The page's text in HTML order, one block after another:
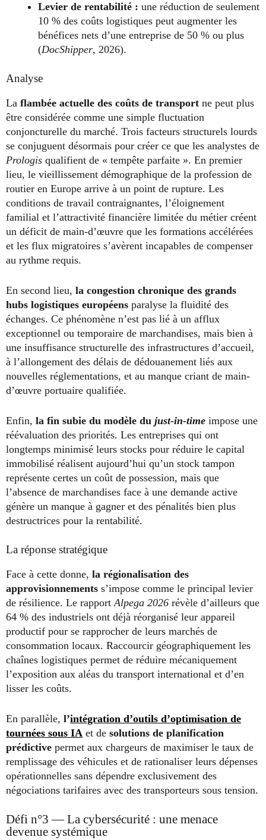
Levier de rentabilité : une réduction de seulement
10 % des coûts logistiques peut augmenter les
bénéfices nets d’une entreprise de 50 % ou plus
(DocShipper, 2026).
Analyse
La flambée actuelle des coûts de transport ne peut plus
être considérée comme une simple fluctuation
conjoncturelle du marché. Trois facteurs structurels lourds
se conjuguent désormais pour créer ce que les analystes de
Prologis qualifient de « tempête parfaite ». En premier
lieu, le vieillissement démographique de la profession de
routier en Europe arrive à un point de rupture. Les
conditions de travail contraignantes, l’éloignement
familial et l’attractivité financière limitée du métier créent
un déficit de main-d’œuvre que les formations accélérées
et les flux migratoires s’avèrent incapables de compenser
au rythme requis.
En second lieu, la congestion chronique des grands
hubs logistiques européens paralyse la fluidité des
échanges. Ce phénomène n’est pas lié à un afflux
exceptionnel ou temporaire de marchandises, mais bien à
une insuffisance structurelle des infrastructures d’accueil,
à l’allongement des délais de dédouanement liés aux
nouvelles réglementations, et au manque criant de main-
d’œuvre portuaire qualifiée.
Enfin, la fin subie du modèle du just-in-time impose une
réévaluation des priorités. Les entreprises qui ont
longtemps minimisé leurs stocks pour réduire le capital
immobilisé réalisent aujourd’hui qu’un stock tampon
représente certes un coût de possession, mais que
l’absence de marchandises face à une demande active
génère un manque à gagner et des pénalités bien plus
destructrices pour la rentabilité.
La réponse stratégique
Face à cette donne, la régionalisation des
approvisionnements s’impose comme le principal levier
de résilience. Le rapportAlpega 2026 révèle d’ailleurs que
64 % des industriels ont déjà réorganisé leur appareil
productif pour se rapprocher de leurs marchés de
consommation locaux. Raccourcir géographiquement les
chaînes logistiques permet de réduire mécaniquement
l’exposition aux aléas du transport international et d’en
lisser les coûts.
En parallèle, l’intégration d’outils d’optimisation de
tournées sous IA et de solutions de planification
prédictive permet aux chargeurs de maximiser le taux de
remplissage des véhicules et de rationaliser leurs dépenses
opérationnelles sans dépendre exclusivement des
négociations tarifaires avec des transporteurs sous tension.
Défi n°3 — La cybersécurité : une menace
devenue systémique